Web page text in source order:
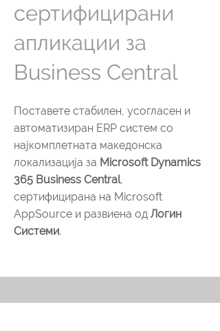
сертифицирани
апликации за
Business Central
Поставете стабилен, усогласен и
автоматизиран ERP систем со
најкомплетната македонска
локализација за Microsoft Dynamics
365 Business Central,
сертифицирана на Microsoft
AppSource и развиена од Логин
Системи.